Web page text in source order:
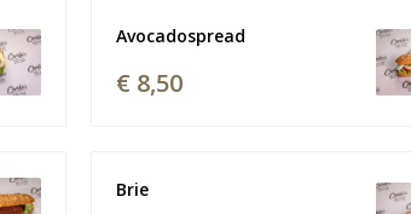
Avocadospread
€ 8,50
Brie